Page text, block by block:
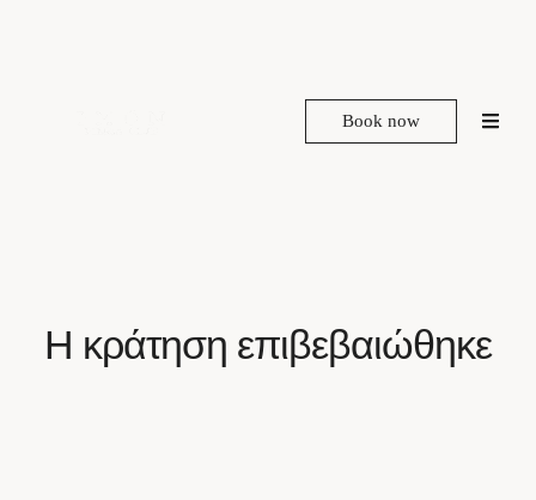
Book now
Η κράτηση επιβεβαιώθηκε